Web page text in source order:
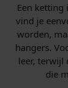
Een ketting
vind je
worden,
hangers.
leer, terwijl
die